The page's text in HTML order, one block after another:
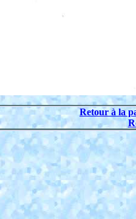
Retour à la